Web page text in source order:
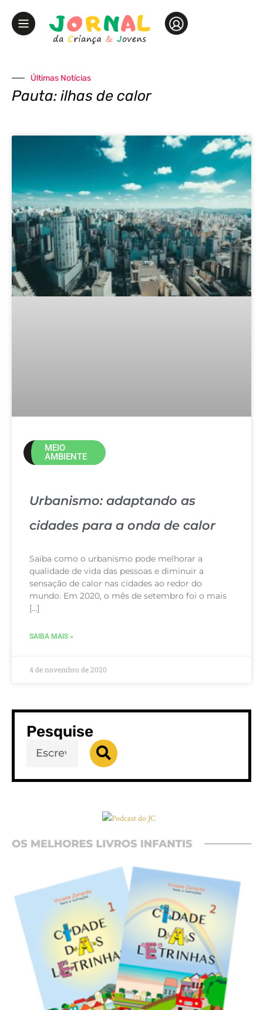
Últimas Notícias
Pauta: ilhas de calor
MEIO
AMBIENTE
Urbanismo: adaptando as
cidades para a onda de calor
Saiba como o urbanismo pode melhorar a
qualidade de vida das pessoas e diminuir a
sensação de calor nas cidades ao redor do
mundo. Em 2020, o mês de setembro foi o mais
[…]
SAIBA MAIS »
4 de novembro de 2020
Pesquise